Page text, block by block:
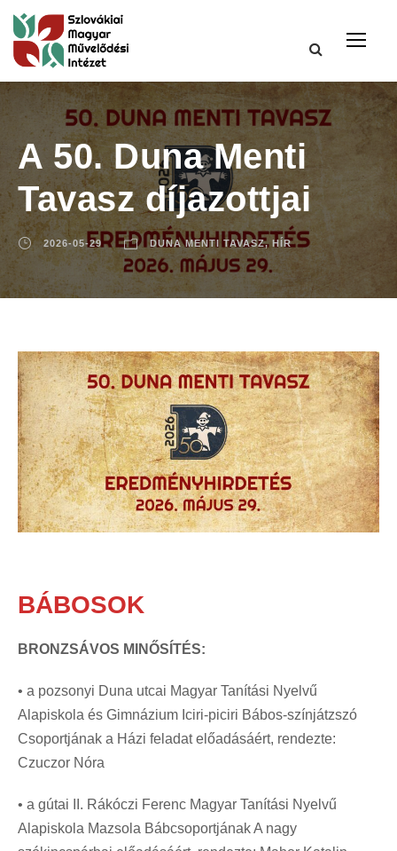
A 50. Duna Menti
Tavasz díjazottjai
2026-05-29 DUNA MENTI TAVASZ, HÍR
BÁBOSOK
BRONZSÁVOS MINŐSÍTÉS:
• a pozsonyi Duna utcai Magyar Tanítási Nyelvű
Alapiskola és Gimnázium Iciri-piciri Bábos-színjátzszó
Csoportjának a Házi feladat előadásáért, rendezte:
Czuczor Nóra
• a gútai II. Rákóczi Ferenc Magyar Tanítási Nyelvű
Alapiskola Mazsola Bábcsoportjának A nagy